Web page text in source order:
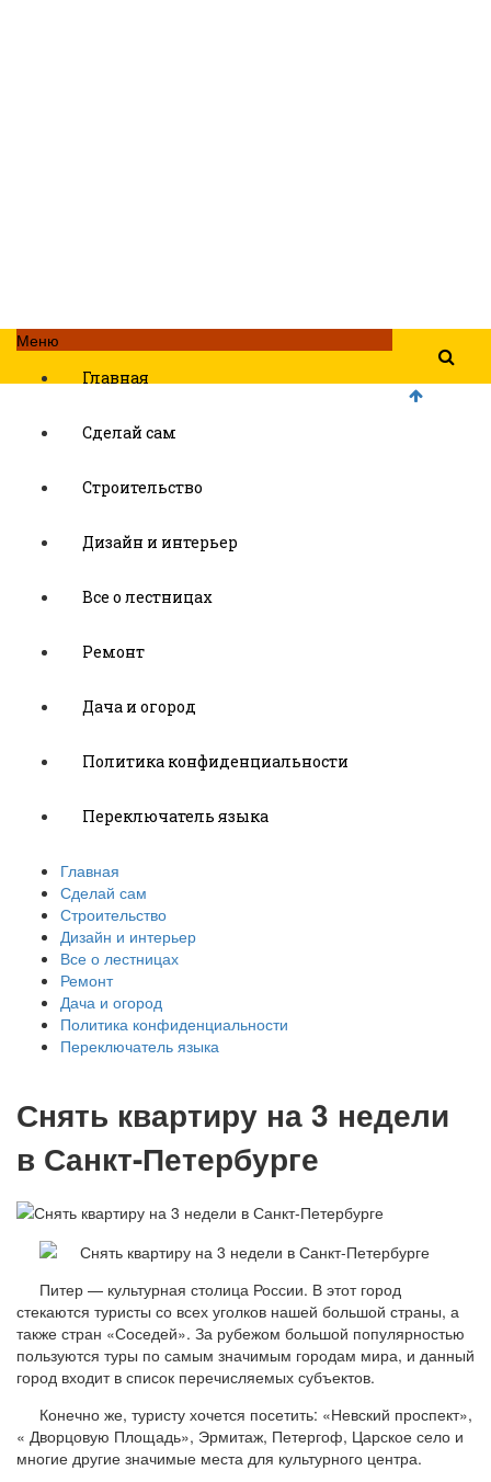
Меню
Главная
Сделай сам
Строительство
Дизайн и интерьер
Все о лестницах
Ремонт
Дача и огород
Политика конфиденциальности
Переключатель языка
Главная
Сделай сам
Строительство
Дизайн и интерьер
Все о лестницах
Ремонт
Дача и огород
Политика конфиденциальности
Переключатель языка
Снять квартиру на 3 недели
в Санкт-Петербурге
Питер — культурная столица России. В этот город
стекаются туристы со всех уголков нашей большой страны, а
также стран «Соседей». За рубежом большой популярностью
пользуются туры по самым значимым городам мира, и данный
город входит в список перечисляемых субъектов.
Конечно же, туристу хочется посетить: «Невский проспект»,
« Дворцовую Площадь», Эрмитаж, Петергоф, Царское село и
многие другие значимые места для культурного центра.